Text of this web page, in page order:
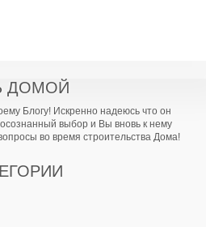
ДОМОЙ
Блогу! Искренно надеюсь что он
выбор и Вы вновь к нему
во время строительства Дома!